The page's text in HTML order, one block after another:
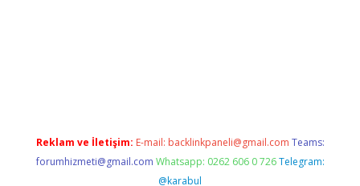
Reklam ve İletişim: E-mail: backlinkpaneli@gmail.com Teams:
forumhizmeti@gmail.com Whatsapp: 0262 606 0 726 Telegram:
@karabul